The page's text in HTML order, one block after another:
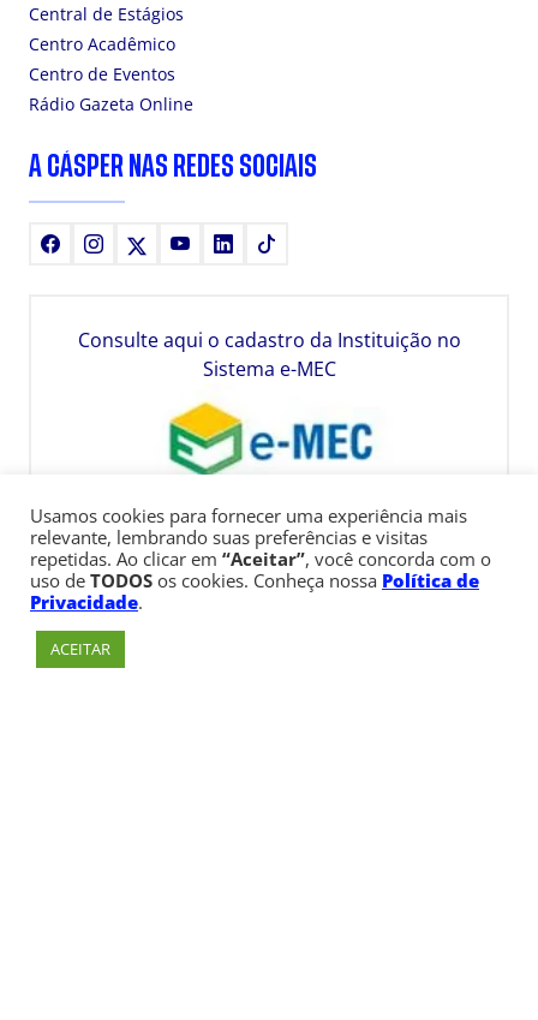
Central de Estágios
Centro Acadêmico
Centro de Eventos
Rádio Gazeta Online
A CÁSPER NAS REDES SOCIAIS
FacebookInstagram YoutubeLinkedIn
Consulte aqui o cadastro da Instituição no
Sistema e-MEC
Usamos cookies para fornecer uma experiência mais
relevante, lembrando suas preferências e visitas
repetidas. Ao clicar em “Aceitar”, você concorda com o
uso de TODOS os cookies. Conheça nossa Política de
Privacidade.
ACEITAR